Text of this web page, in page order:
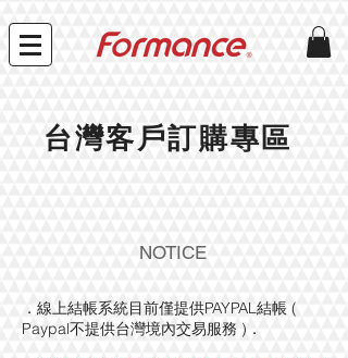
​台灣客戶訂購專區
NOTICE
​．線上結帳系統目前僅提供PAYPAL結帳 (
Paypal不提供台灣境內交易服務 )．